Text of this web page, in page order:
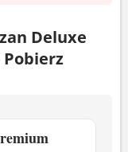
Deluxe